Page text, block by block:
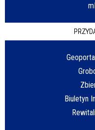
Biuletyn